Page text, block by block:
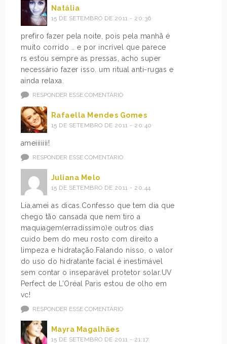
Natália
15 DE SETEMBRO DE 2011 - 20:36
prefiro fazer pela noite, pois pela manhã é
muito corrido .. e por incrível que parece
rs estou sempre as pressas, acho super
necessário fazer isso. um ritual anti-rugas e
ainda relaxa.
RESPONDER ESSE COMENTÁRIO
Rafaella Mendes Gomes
15 DE SETEMBRO DE 2011 - 20:40
ameiiiiiii!
RESPONDER ESSE COMENTÁRIO
Juliana Melo
15 DE SETEMBRO DE 2011 - 20:44
Lia,amei as dicas.Confesso que tem dia que
chego tão cansada que nem tiro a
maquiagem(erradíssimo)e outros dias
cuido bem do meu rosto com direito a
limpeza e hidratação.Falando nisso, o valor
do uso do hidratante facial é inestimável
sem contar o inseparável protetor solar.UV
Perfect de L’Oréal Paris estou de olho em
vc!
RESPONDER ESSE COMENTÁRIO
Mayra Magalhães
15 DE SETEMBRO DE 2011 - 21:17